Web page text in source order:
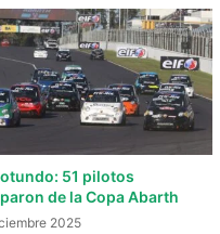
51 pilotos
de la Copa Abarth
2025